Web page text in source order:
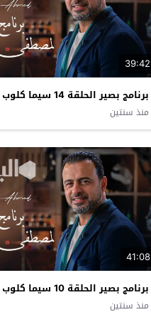
39:42
برنامج بصير الحلقة 14 سيما كلوب
منذ سنتين
41:08
برنامج بصير الحلقة 10 سيما كلوب
منذ سنتين